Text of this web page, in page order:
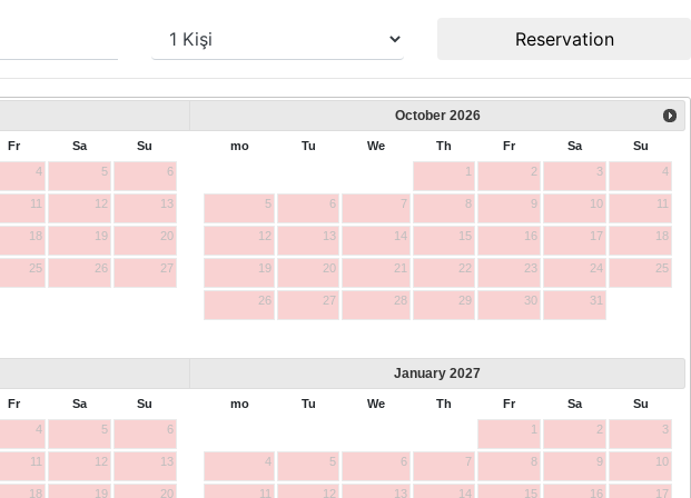
Reservation
Fr Sa
Su
4 5 6
11 12 13
18 19 20
25 26 27
October 2026
mo Tu We Th Fr Sa
Su
1
2 3 4
5 6 7 8 9 10 11
12 13 14 15 16 17 18
19 20 21 22 23 24 25
26 27 28 29 30 31
Fr Sa
Su
4 5 6
11 12 13
18 19 20
January 2027
mo Tu We Th Fr Sa
Su
1
2 3
4 5 6 7 8 9 10
11 12 13 14 15 16 17